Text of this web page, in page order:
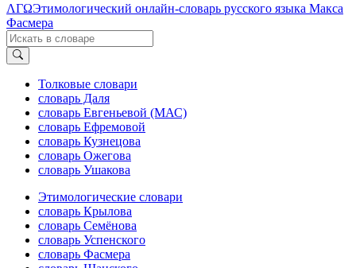
ΛΓΩЭтимологический онлайн-словарь русского языка Макса
Фасмера
Толковые словари
словарь Даля
словарь Евгеньевой (МАС)
словарь Ефремовой
словарь Кузнецова
словарь Ожегова
словарь Ушакова
Этимологические словари
словарь Крылова
словарь Семёнова
словарь Успенского
словарь Фасмера